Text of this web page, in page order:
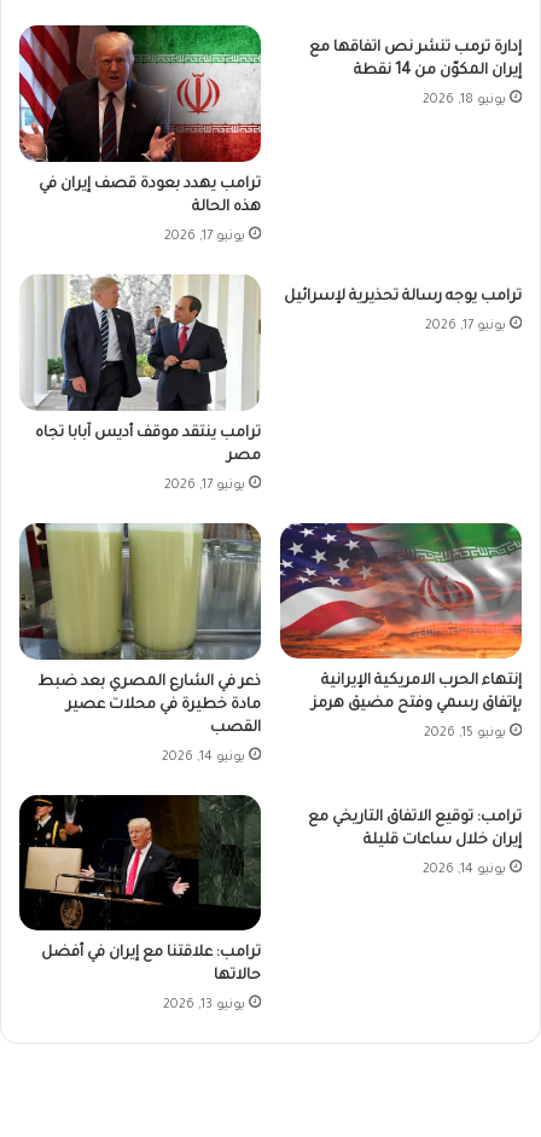
إدارة ترمب تنشر نص اتفاقها مع
إيران المكوّن من 14 نقطة
يونيو 18, 2026
ترامب يهدد بعودة قصف إيران في
هذه الحالة
يونيو 17, 2026
ترامب يوجه رسالة تحذيرية لإسرائيل
يونيو 17, 2026
ترامب ينتقد موقف أديس آبابا تجاه
مصر
يونيو 17, 2026
إنتهاء الحرب الامريكية الإيرانية
بإتفاق رسمي وفتح مضيق هرمز
يونيو 15, 2026
ذعر في الشارع المصري بعد ضبط
مادة خطيرة في محلات عصير
القصب
يونيو 14, 2026
ترامب: توقيع الاتفاق التاريخي مع
إيران خلال ساعات قليلة
يونيو 14, 2026
ترامب: علاقتنا مع إيران في أفضل
حالاتها
يونيو 13, 2026